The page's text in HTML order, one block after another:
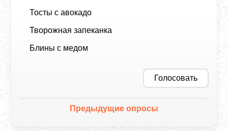
Тосты с авокадо
Творожная запеканка
Блины с медом
Голосовать
Предыдущие опросы